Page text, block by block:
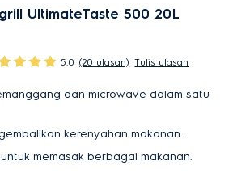
UltimateTaste 500 20L
5.0 (20 ulasan) Tulis ulasan
dan microwave dalam satu
kerenyahan makanan.
memasak berbagai makanan.